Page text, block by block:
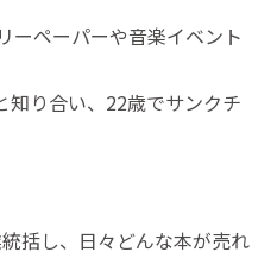
ーペーパーや音楽イベント
知り合い、22歳でサンクチ
括し、日々どんな本が売れ